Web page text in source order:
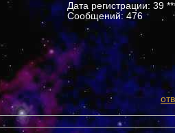
Дата регистрации: 39
Сообщений: 476